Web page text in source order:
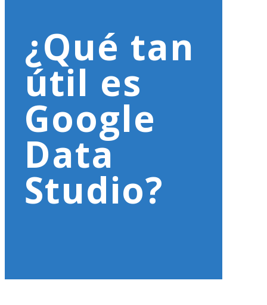
¿Qué tan
útil es
Google
Data
Studio?